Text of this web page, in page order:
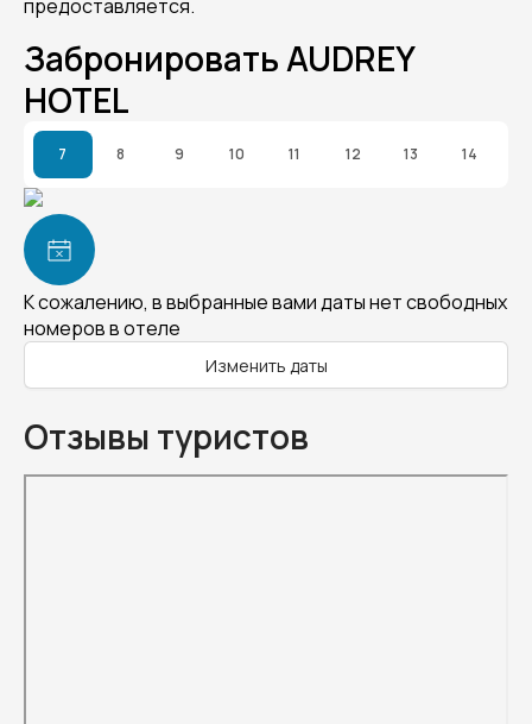
предоставляется.
Забронировать AUDREY
HOTEL
7 8 9 10 11 12 13 14
К сожалению, в выбранные вами даты нет свободных
номеров в отеле
Изменить даты
Отзывы туристов